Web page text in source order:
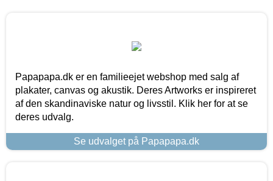
Papapapa.dk er en familieejet webshop med salg af
plakater, canvas og akustik. Deres Artworks er inspireret
af den skandinaviske natur og livsstil. Klik her for at se
deres udvalg.
Se udvalget på Papapapa.dk